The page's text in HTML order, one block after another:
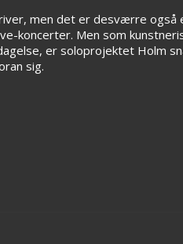
men det er desværre også
koncerter. Men som
er soloprojektet Holm
sig.